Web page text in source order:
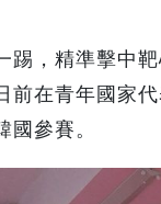
踢，精準擊中
前在青年國家
國參賽。